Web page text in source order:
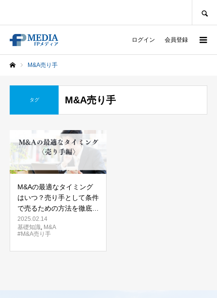
ログイン 会員登録
M&A売り手
タグ M&A売り手
M&Aの最適なタイミング
はいつ？売り手として条件
で売るための方法を徹底解
説！
2025.02.14
基礎知識, M&A
#M&A売り手